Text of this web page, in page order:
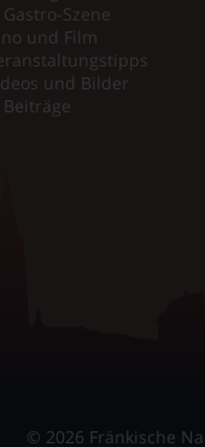
Gastro-Szene
und Film
und Bilder
© 2026 Fränkische